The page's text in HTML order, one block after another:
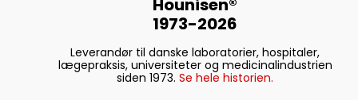
1973-2026
Leverandør til danske laboratorier, hospitaler,
lægepraksis, universiteter og medicinalindustrien
siden 1973. Se hele historien.